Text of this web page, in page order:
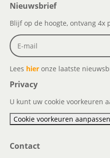
Nieuwsbrief
Blijf op de hoogte, ontvang 4x
Lees hier onze laatste
Privacy
U kunt uw cookie voorkeuren
Cookie voorkeuren aanpassen
Contact